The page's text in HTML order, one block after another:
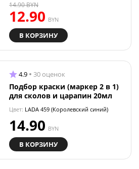
12.90 BYN
14.90BYN
В КОРЗИНУ
4.9 30 оценок
Подбор краски (маркер 2 в 1)
для сколов и царапин 20мл
Цвет: LADA 459 (Королевский синий)
14.90 BYN
В КОРЗИНУ